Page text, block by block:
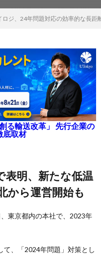
ロジ、24年問題対応の効率的な長距
る輸送改革」 先行企業の
底取材
から運営開始も
東京都内の本社で、2023年
て、「2024年問題」対策とし